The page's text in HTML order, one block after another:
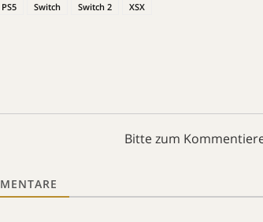
PS5 Switch Switch 2 XSX
Bitte zum